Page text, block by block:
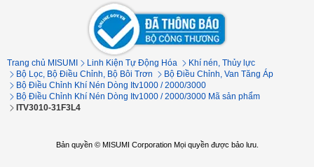
Trang chủ MISUMI Linh Kiện Tự Động Hóa
Khí nén, Thủy lực
Bộ Lọc, Bộ Điều Chỉnh, Bộ Bôi Trơn
Bộ Điều Chỉnh, Van Tăng Áp
Bộ Điều Chỉnh Khí Nén Dòng Itv1000 / 2000/3000
Bộ Điều Chỉnh Khí Nén Dòng Itv1000 / 2000/3000 Mã sản phẩm
ITV3010-31F3L4
Bản quyền © MISUMI Corporation Mọi quyền được bảo lưu.